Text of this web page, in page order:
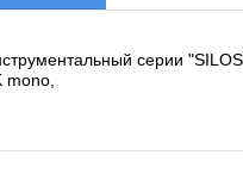
серии
mono,